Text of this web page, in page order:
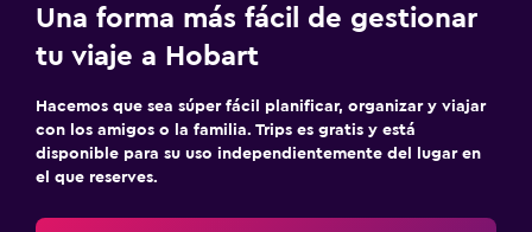
Estacionamiento privado
Ecoturismo
Juegos de mesa/rompecabezas
Una forma más fácil de gestionar
tu viaje a Hobart
Hacemos que sea súper fácil planificar, organizar y viajar
con los amigos o la familia. Trips es gratis y está
disponible para su uso independientemente del lugar en
el que reserves.